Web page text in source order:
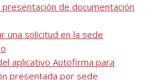
de documentación
una solicitud en la sede
aplicativo Autofirma para
presentada por sede